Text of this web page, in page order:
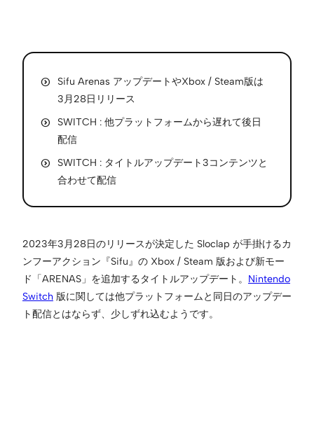
Sifu Arenas アップデートやXbox / Steam版は
3月28日リリース
SWITCH : 他プラットフォームから遅れて後日
配信
SWITCH : タイトルアップデート3コンテンツと
合わせて配信
2023年3月28日のリリースが決定した Sloclap が手掛けるカ
ンフーアクション『Sifu』の Xbox / Steam 版および新モー
ド「ARENAS」を追加するタイトルアップデート。 Nintendo
Switch 版に関しては他プラットフォームと同日のアップデー
ト配信とはならず、少しずれ込むようです。